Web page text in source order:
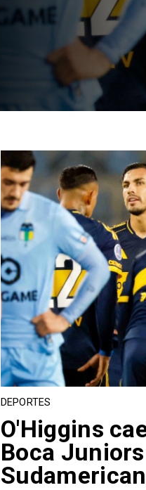
DEPORTES
O'Higgins
Boca